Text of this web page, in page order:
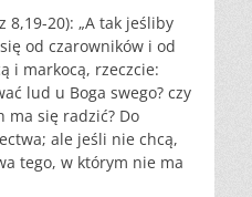
8,19-20): „A tak jeśliby
od czarowników i od
i markocą, rzeczcie:
lud u Boga swego? czy
ma się radzić? Do
ale jeśli nie chcą,
tego, w którym nie ma